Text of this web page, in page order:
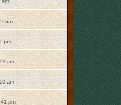
am
am
pm
am
am
pm